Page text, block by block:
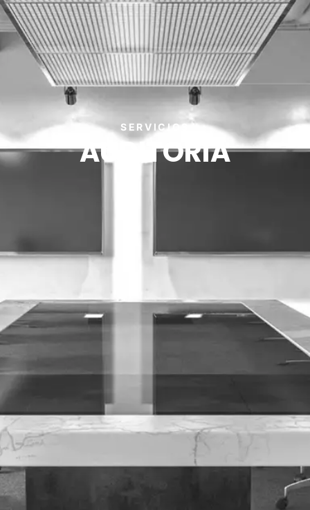
SERVICIOS
AUDITORÍA